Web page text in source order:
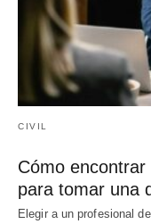
CIVIL
Cómo
para tomar una
Elegir a un profesional